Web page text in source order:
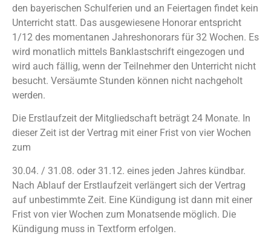
den bayerischen Schulferien und an Feiertagen findet kein
Unterricht statt. Das ausgewiesene Honorar entspricht
1/12 des momentanen Jahreshonorars für 32 Wochen. Es
wird monatlich mittels Banklastschrift eingezogen und
wird auch fällig, wenn der Teilnehmer den Unterricht nicht
besucht. Versäumte Stunden können nicht nachgeholt
werden.
Die Erstlaufzeit der Mitgliedschaft beträgt 24 Monate. In
dieser Zeit ist der Vertrag mit einer Frist von vier Wochen
zum
30.04. / 31.08. oder 31.12. eines jeden Jahres kündbar.
Nach Ablauf der Erstlaufzeit verlängert sich der Vertrag
auf unbestimmte Zeit. Eine Kündigung ist dann mit einer
Frist von vier Wochen zum Monatsende möglich. Die
Kündigung muss in Textform erfolgen.